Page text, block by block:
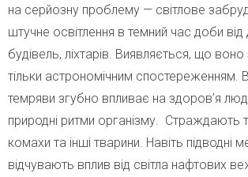
на серйозну проблему — світлове
штучне освітлення в темний час доби від
будівель, ліхтарів. Виявляється, що
тільки астрономічним спостереженням.
темряви згубно впливає на здоров’я
природні ритми організму. Страждають
комахи та інші тварини. Навіть підводні
відчувають вплив від світла нафтових